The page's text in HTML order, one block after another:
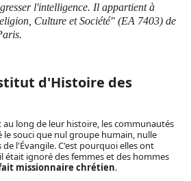
l'intelligence. Il appartient à
Culture et Société" (EA 7403) de
d'Histoire des
long de leur histoire, les communautés
souci que nul groupe humain, nulle
l'Évangile. C'est pourquoi elles ont
était ignoré des femmes et des hommes
missionnaire chrétien.